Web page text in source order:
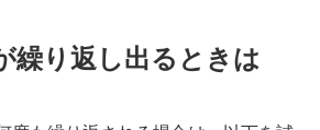
繰り返し出るときは